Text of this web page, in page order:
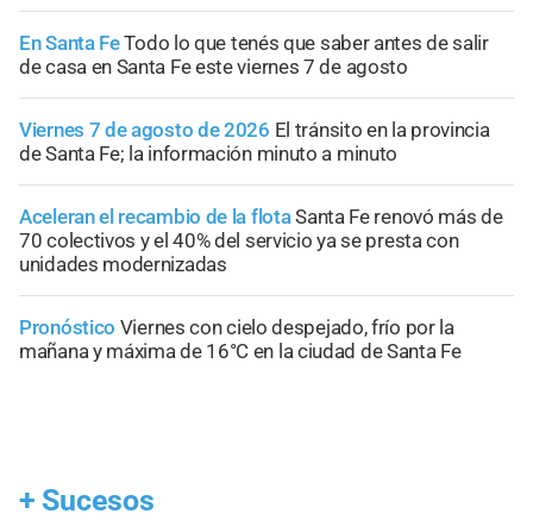
En Santa FeTodo lo que tenés que saber antes de salir
de casa en Santa Fe este viernes 7 de agosto
Viernes 7 de agosto de 2026 El tránsito en la provincia
de Santa Fe; la información minuto a minuto
Aceleran el recambio de la flotaSanta Fe renovó más de
70 colectivos y el 40% del servicio ya se presta con
unidades modernizadas
Pronóstico Viernes con cielo despejado, frío por la
mañana y máxima de 16°C en la ciudad de Santa Fe
+ Sucesos